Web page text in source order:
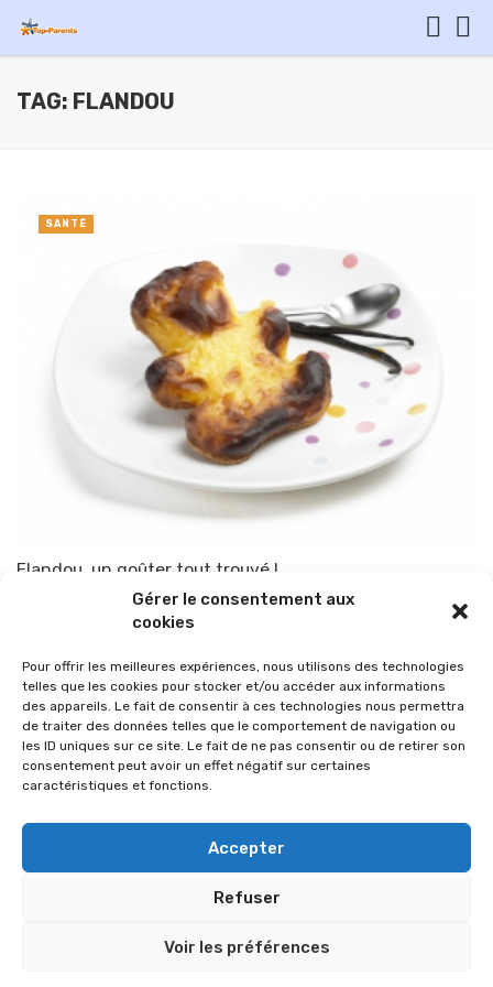
Gérer le consentement aux
cookies
Pour offrir les meilleures expériences, nous utilisons des technologies
telles que les cookies pour stocker et/ou accéder aux informations
des appareils. Le fait de consentir à ces technologies nous permettra
de traiter des données telles que le comportement de navigation ou
les ID uniques sur ce site. Le fait de ne pas consentir ou de retirer son
consentement peut avoir un effet négatif sur certaines
caractéristiques et fonctions.
Accepter
Refuser
Voir les préférences
TAG: FLANDOU
Flandou, un goûter tout trouvé !
TOP-PARENTS 16 mai 2012
SANTÉ